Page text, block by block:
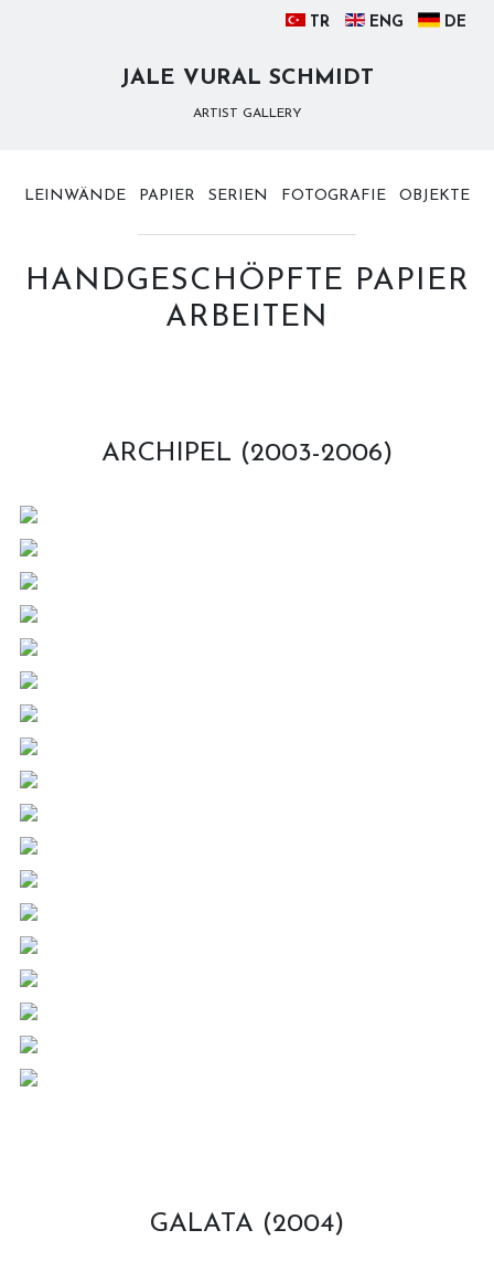
JALE VURAL SCHMIDT
ARTIST GALLERY
TR ENG DE
LEINWÄNDE PAPIER SERIEN FOTOGRAFIE OBJEKTE
HANDGESCHÖPFTE PAPIER
ARBEITEN
ARCHIPEL (2003-2006)
GALATA (2004)